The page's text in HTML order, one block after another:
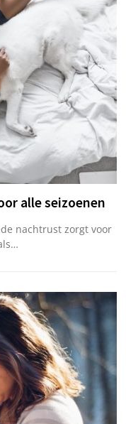
alle seizoenen
nachtrust zorgt voor